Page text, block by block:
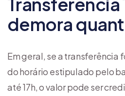
demora
Em geral, se a transferência
do horário estipulado pelo
até 17h, o valor pode ser